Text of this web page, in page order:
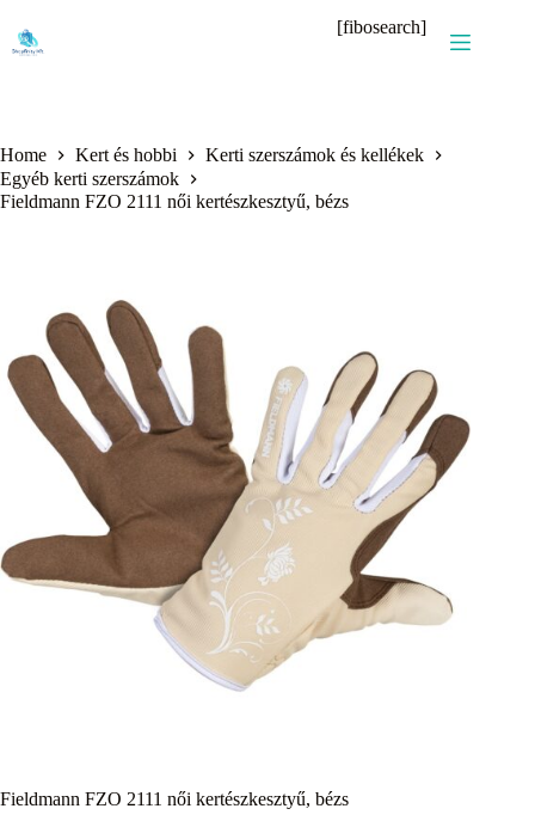
content
[fibosearch]
Home Kert és hobbi
Kerti szerszámok és kellékek
Egyéb kerti szerszámok
Fieldmann FZO 2111 női kertészkesztyű, bézs
Fieldmann FZO 2111 női kertészkesztyű, bézs